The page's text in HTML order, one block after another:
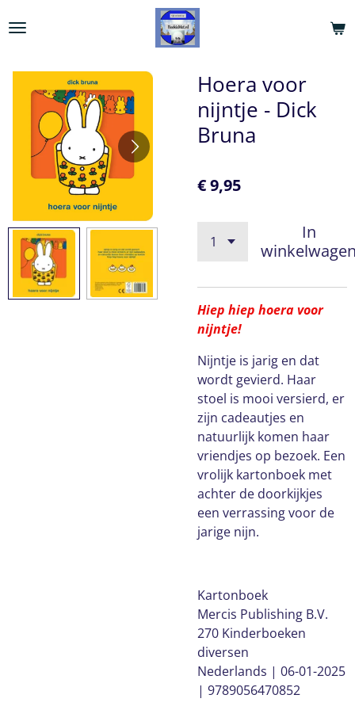
direct
de
hoofdinhoud
Hoera voor
nijntje - Dick
Bruna
€ 9,95
In
Hiep hiep hoera voor
nijntje!
Nijntje is jarig en dat
wordt gevierd. Haar
stoel is mooi versierd, er
zijn cadeautjes en
natuurlijk komen haar
vriendjes op bezoek. Een
vrolijk kartonboek met
achter de doorkijkjes
een verrassing voor de
jarige nijn.
Kartonboek
Mercis Publishing B.V.
270 Kinderboeken
diversen
Nederlands | 06-01-2025
| 9789056470852